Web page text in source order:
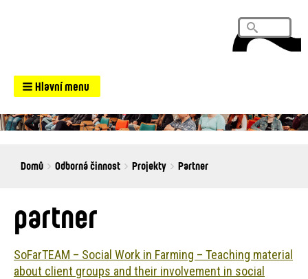
Search
Hlavní menu
Breadcrumbs
You
Domů Odborná činnost Projekty Partner
partner
SoFarTEAM – Social Work in Farming – Teaching material
about client groups and their involvement in social